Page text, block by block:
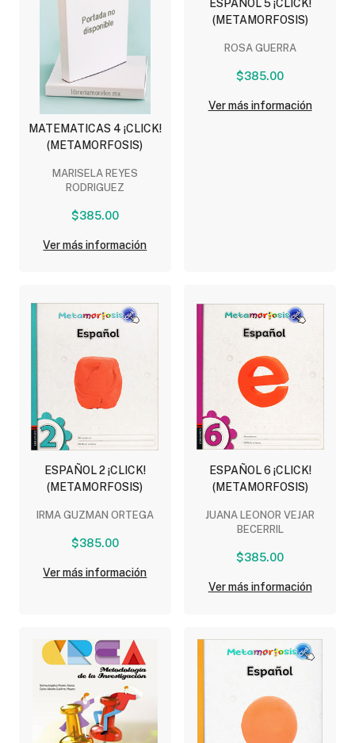
MATEMATICAS 4 ¡CLICK!
(METAMORFOSIS)
MARISELA REYES
RODRIGUEZ
$385.00
Ver más información
ESPAÑOL 5 ¡CLICK!
(METAMORFOSIS)
ROSA GUERRA
$385.00
Ver más información
ESPAÑOL 2 ¡CLICK!
(METAMORFOSIS)
IRMA GUZMAN ORTEGA
$385.00
Ver más información
ESPAÑOL 6 ¡CLICK!
(METAMORFOSIS)
JUANA LEONOR VEJAR
BECERRIL
$385.00
Ver más información